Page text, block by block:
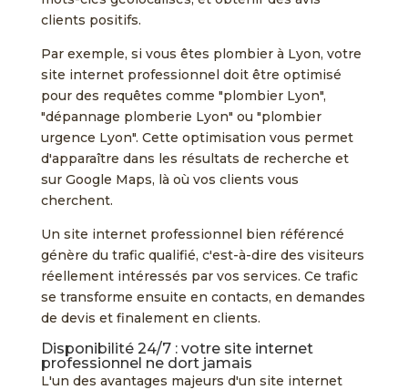
clients positifs.
Par exemple, si vous êtes plombier à Lyon, votre
site internet professionnel doit être optimisé
pour des requêtes comme "plombier Lyon",
"dépannage plomberie Lyon" ou "plombier
urgence Lyon". Cette optimisation vous permet
d'apparaître dans les résultats de recherche et
sur Google Maps, là où vos clients vous
cherchent.
Un site internet professionnel bien référencé
génère du trafic qualifié, c'est-à-dire des visiteurs
réellement intéressés par vos services. Ce trafic
se transforme ensuite en contacts, en demandes
de devis et finalement en clients.
Disponibilité 24/7 : votre site internet
professionnel ne dort jamais
L'un des avantages majeurs d'un site internet